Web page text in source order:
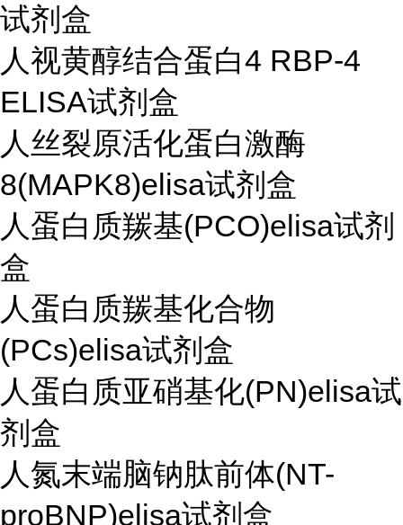
试剂盒
人视黄醇结合蛋白4 RBP-4
ELISA试剂盒
人丝裂原活化蛋白激酶
8(MAPK8)elisa试剂盒
人蛋白质羰基(PCO)elisa试剂
盒
人蛋白质羰基化合物
(PCs)elisa试剂盒
人蛋白质亚硝基化(PN)elisa试
剂盒
人氮末端脑钠肽前体(NT-
proBNP)elisa试剂盒